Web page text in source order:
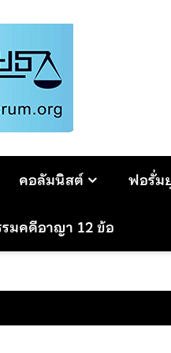
คอลัมนิสต์ ฟอรั่ม
มคดีอาญา 12 ข้อ